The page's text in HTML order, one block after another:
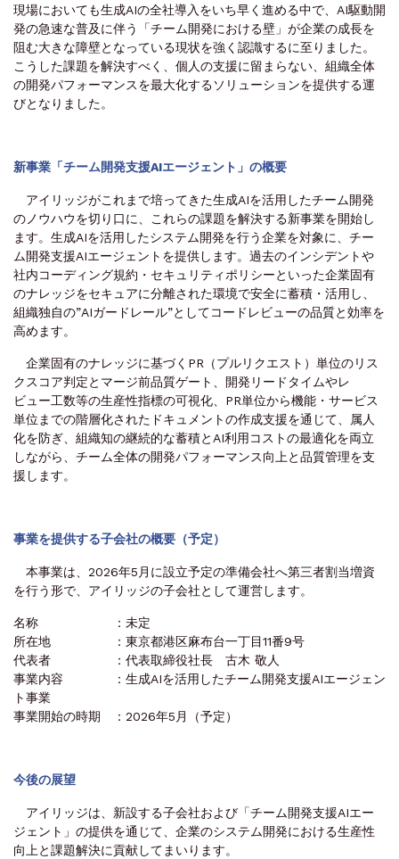
現場においても生成AIの全社導入をいち早く進める中で、AI駆動開
発の急速な普及に伴う「チーム開発における壁」が企業の成長を
阻む大きな障壁となっている現状を強く認識するに至りました。
こうした課題を解決すべく、個人の支援に留まらない、組織全体
の開発パフォーマンスを最大化するソリューションを提供する運
びとなりました。
新事業「チーム開発支援AIエージェント」の概要
アイリッジがこれまで培ってきた生成AIを活用したチーム開発
のノウハウを切り口に、これらの課題を解決する新事業を開始し
ます。生成AIを活用したシステム開発を行う企業を対象に、チー
ム開発支援AIエージェントを提供します。過去のインシデントや
社内コーディング規約・セキュリティポリシーといった企業固有
のナレッジをセキュアに分離された環境で安全に蓄積・活用し、
組織独自の”AIガードレール”としてコードレビューの品質と効率を
高めます。
企業固有のナレッジに基づくPR（プルリクエスト）単位のリス
クスコア判定とマージ前品質ゲート、開発リードタイムやレ
ビュー工数等の生産性指標の可視化、PR単位から機能・サービス
単位までの階層化されたドキュメントの作成支援を通じて、属人
化を防ぎ、組織知の継続的な蓄積とAI利用コストの最適化を両立
しながら、チーム全体の開発パフォーマンス向上と品質管理を支
援します。
事業を提供する子会社の概要（予定）
本事業は、2026年5月に設立予定の準備会社へ第三者割当増資
を行う形で、アイリッジの子会社として運営します。
名称 ：未定
所在地 ：東京都港区麻布台一丁目11番9号
代表者 ：代表取締役社長 古木 敬人
事業内容 ：生成AIを活用したチーム開発支援AIエージェン
ト事業
事業開始の時期 ：2026年5月（予定）
今後の展望
アイリッジは、新設する子会社および「チーム開発支援AIエー
ジェント」の提供を通じて、企業のシステム開発における生産性
向上と課題解決に貢献してまいります。